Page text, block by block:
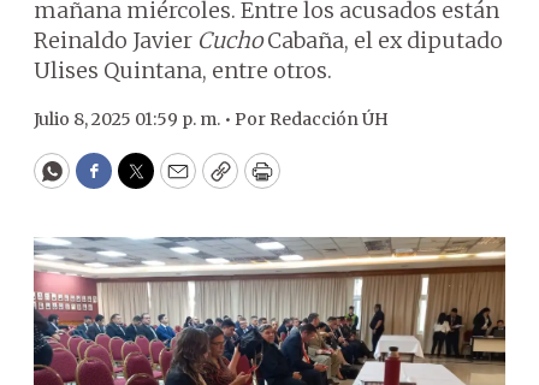
mañana miércoles. Entre los acusados están
Reinaldo Javier CuchoCabaña, el ex diputado
Ulises Quintana, entre otros.
Julio 8, 2025 01:59 p. m. • Por Redacción ÚH
WhatsApp
Facebook
Twitter
EmailCopyPrint